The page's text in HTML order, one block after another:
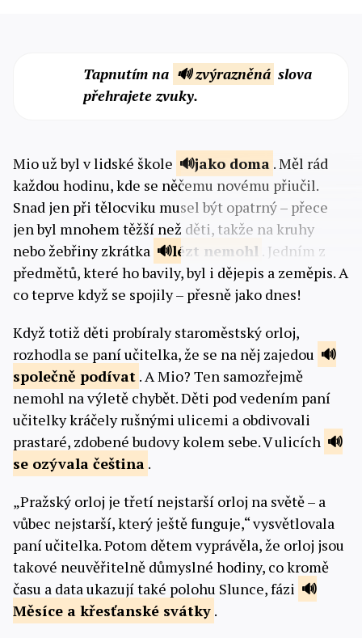
Tapnutím na 🔊 zvýrazněná slova
přehrajete zvuky.
Mio už byl v lidské škole jako doma . Měl rád
každou hodinu, kde se něčemu novému přiučil.
Snad jen při tělocviku musel být opatrný – přece
jen byl mnohem těžší než děti, takže na kruhy
nebo žebřiny zkrátka
lézt nemohl . Jedním z
předmětů, které ho bavily, byl i dějepis a zeměpis. A
co teprve když se spojily – přesně jako dnes!
Když totiž děti probíraly staroměstský orloj,
rozhodla se paní učitelka, že se na něj zajedou
společně podívat . A Mio? Ten samozřejmě
nemohl na výletě chybět. Děti pod vedením paní
učitelky kráčely rušnými ulicemi a obdivovali
prastaré, zdobené budovy kolem sebe. V ulicích
se ozývala čeština .
„Pražský orloj je třetí nejstarší orloj na světě – a
vůbec nejstarší, který ještě funguje,“ vysvětlovala
paní učitelka. Potom dětem vyprávěla, že orloj jsou
takové neuvěřitelně důmyslné hodiny, co kromě
času a data ukazují také polohu Slunce, fázi
Měsíce a křesťanské svátky .